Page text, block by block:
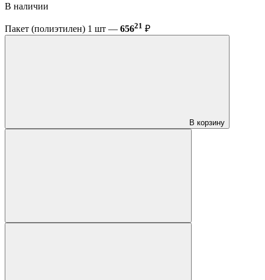
В наличии
Пакет (полиэтилен) 1 шт — 65621 ₽
В корзину